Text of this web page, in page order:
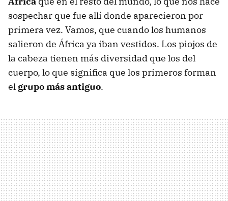
sospechar que fue allí donde aparecieron por
primera vez. Vamos, que cuando los humanos
salieron de África ya iban vestidos. Los piojos de
la cabeza tienen más diversidad que los del
cuerpo, lo que significa que los primeros forman
el grupo más antiguo.